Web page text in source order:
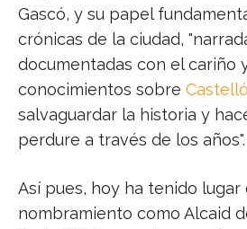
Gascó, y su papel
crónicas de la ciudad,
documentadas con el cariño
conocimientos sobre
salvaguardar la historia y
perdure a través de los años".
Así pues, hoy ha tenido lugar
nombramiento como Alcaid